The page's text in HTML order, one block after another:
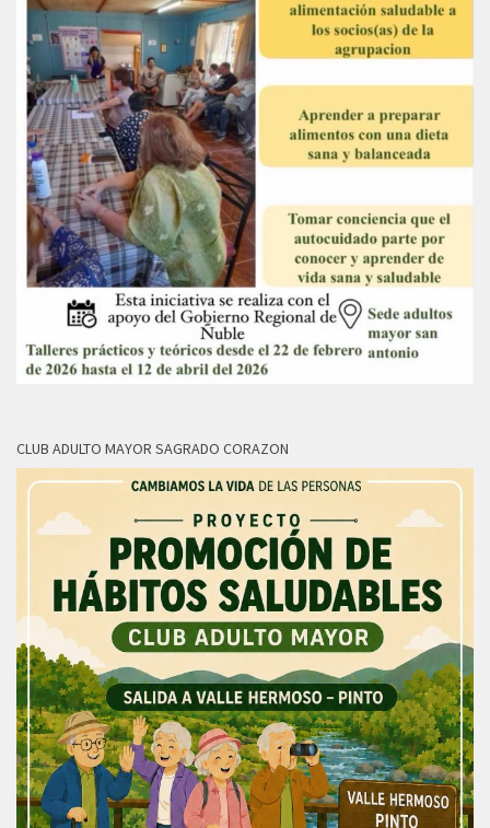
CLUB ADULTO MAYOR SAGRADO CORAZON